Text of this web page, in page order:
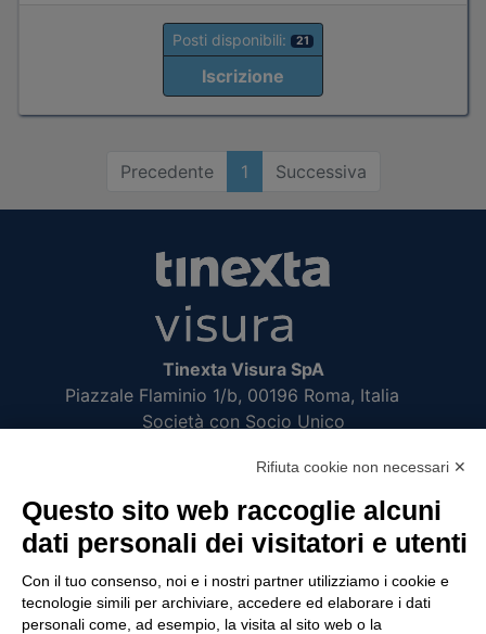
Posti disponibili: 21
Iscrizione
Precedente 1 Successiva
Tinexta Visura SpA
Piazzale Flaminio 1/b, 00196 Roma, Italia
Società con Socio Unico
di Tinexta SpA
P.IVA 05338771008 REA n. 877679
UTILITÀ
Recupero Password
Rifiuta cookie non necessari ✕
Questo sito web raccoglie alcuni
dati personali dei visitatori e utenti
Con il tuo consenso, noi e i nostri partner utilizziamo i cookie e
tecnologie simili per archiviare, accedere ed elaborare i dati
personali come, ad esempio, la visita al sito web o la